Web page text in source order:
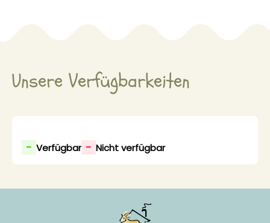
Unsere Verfügbarkeiten
- Verfügbar - Nicht verfügbar